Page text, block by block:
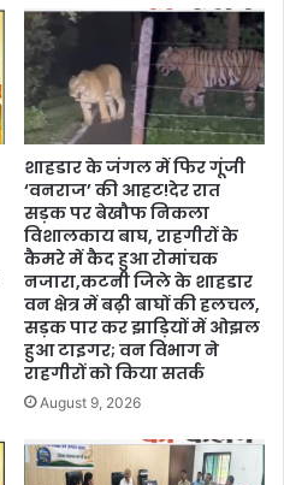
शाहडार के जंगल में फिर गूंजी
‘वनराज’ की आहट!देर रात
सड़क पर बेखौफ निकला
विशालकाय बाघ, राहगीरों के
कैमरे में कैद हुआ रोमांचक
नजारा,कटनी जिले के शाहडार
वन क्षेत्र में बढ़ी बाघों की हलचल,
सड़क पार कर झाड़ियों में ओझल
हुआ टाइगर; वन विभाग ने
राहगीरों को किया सतर्क
August 9, 2026